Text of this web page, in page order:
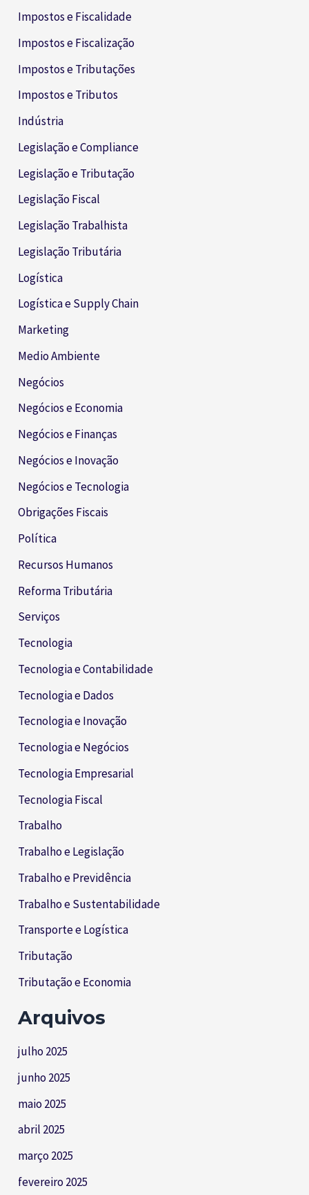
Impostos e Fiscalidade
Impostos e Fiscalização
Impostos e Tributações
Impostos e Tributos
Indústria
Legislação e Compliance
Legislação e Tributação
Legislação Fiscal
Legislação Trabalhista
Legislação Tributária
Logística
Logística e Supply Chain
Marketing
Medio Ambiente
Negócios
Negócios e Economia
Negócios e Finanças
Negócios e Inovação
Negócios e Tecnologia
Obrigações Fiscais
Política
Recursos Humanos
Reforma Tributária
Serviços
Tecnologia
Tecnologia e Contabilidade
Tecnologia e Dados
Tecnologia e Inovação
Tecnologia e Negócios
Tecnologia Empresarial
Tecnologia Fiscal
Trabalho
Trabalho e Legislação
Trabalho e Previdência
Trabalho e Sustentabilidade
Transporte e Logística
Tributação
Tributação e Economia
Arquivos
julho 2025
junho 2025
maio 2025
abril 2025
março 2025
fevereiro 2025